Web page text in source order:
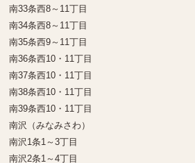
南33条西8～11丁目
南34条西8～11丁目
南35条西9～11丁目
南36条西10・11丁目
南37条西10・11丁目
南38条西10・11丁目
南39条西10・11丁目
南沢（みなみさわ）
南沢1条1～3丁目
南沢2条1～4丁目